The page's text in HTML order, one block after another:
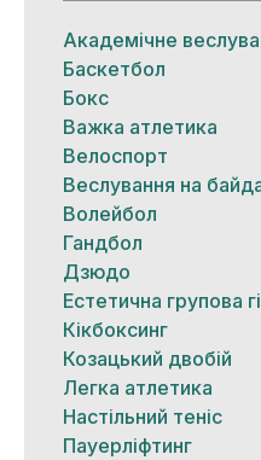
Академічне
Баскетбол
Бокс
Важка атлетика
Велоспорт
Веслування на
Волейбол
Гандбол
Дзюдо
Естетична групова
Кікбоксинг
Козацький двобій
Легка атлетика
Настільний теніс
Пауерліфтинг